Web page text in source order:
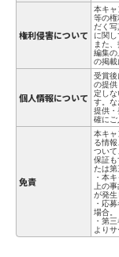
権利侵害について
本キ
等の
だく
に関
また
編集
の掲載
個人情報について
受賞
の提
定しな
す。
提供
確にご
免責
本キ
る情
つい
保証も
たは第
・本
上の
が発生
・応
場合。
・第
より